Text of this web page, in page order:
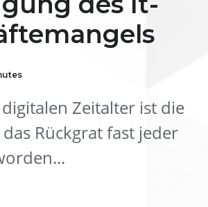
Zeitalter ist die
Rückgrat fast jeder